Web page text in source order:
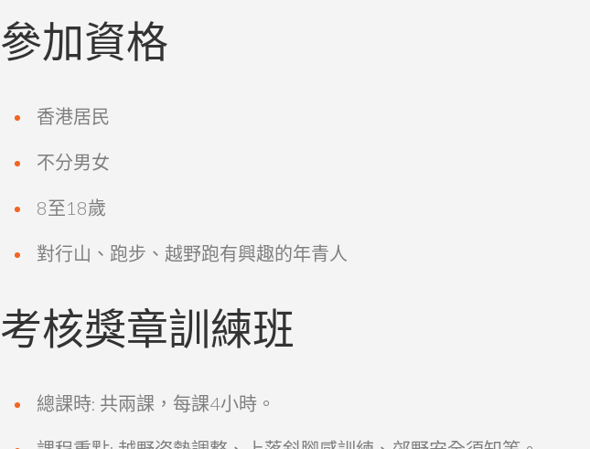
參加資格
香港居民
不分男女
8至18歲
對行山、跑步、越野跑有興趣的年青人
考核獎章訓練班
總課時: 共兩課，每課4小時。